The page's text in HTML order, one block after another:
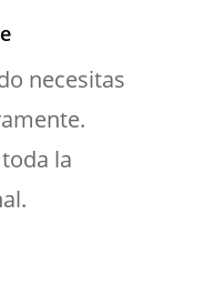
necesitas
la